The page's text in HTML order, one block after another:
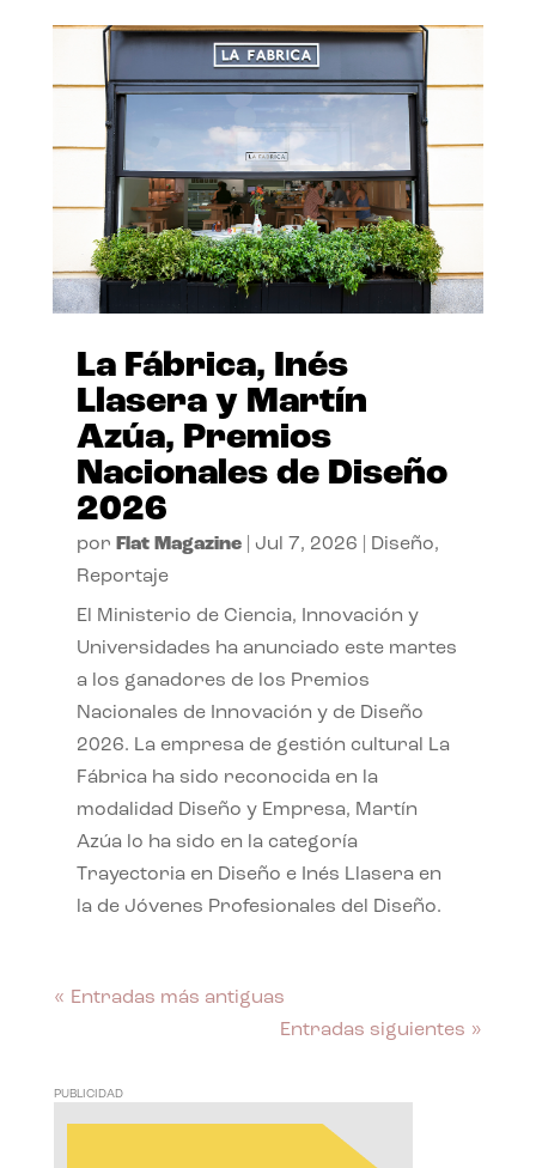
La Fábrica, Inés
Llasera y Martín
Azúa, Premios
Nacionales de Diseño
2026
por Flat Magazine| Jul 7, 2026 Diseño,
Reportaje
El Ministerio de Ciencia, Innovación y
Universidades ha anunciado este martes
a los ganadores de los Premios
Nacionales de Innovación y de Diseño
2026. La empresa de gestión cultural La
Fábrica ha sido reconocida en la
modalidad Diseño y Empresa, Martín
Azúa lo ha sido en la categoría
Trayectoria en Diseño e Inés Llasera en
la de Jóvenes Profesionales del Diseño.
« Entradas más antiguas
Entradas siguientes »
PUBLICIDAD